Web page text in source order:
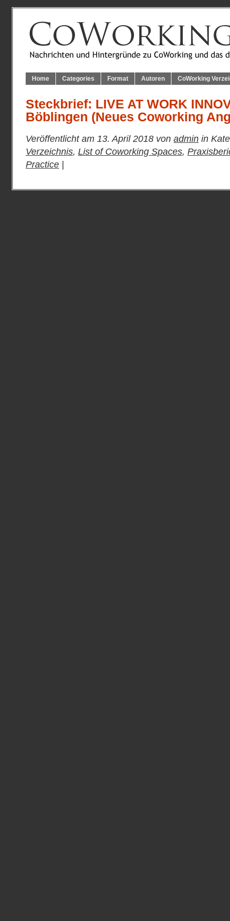
Home Categories Format Autoren CoWorking
Steckbrief: LIVE AT WORK
Böblingen (Neues Coworking
Veröffentlicht am 13. April 2018 von admin in
Verzeichnis, List of Coworking Spaces,
Practice